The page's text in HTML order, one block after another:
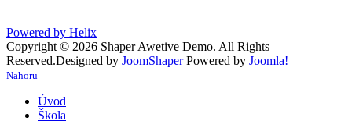
Powered by Helix
Copyright © 2026 Shaper Awetive Demo. All Rights
Reserved.Designed by JoomShaper Powered by Joomla!
Nahoru
Úvod
Škola